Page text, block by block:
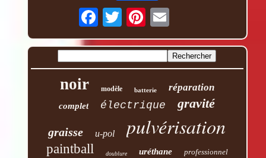
noir modèle batterie réparation
complet électrique gravité
graisse u-pol pulvérisation
paintball doublure uréthane professionnel